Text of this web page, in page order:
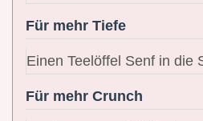
Für mehr Tiefe
Einen Teelöffel Senf in die
Für mehr Crunch